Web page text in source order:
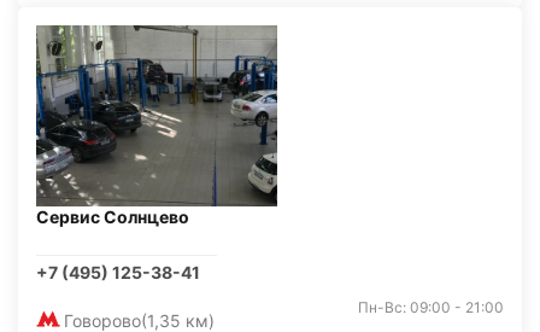
Сервис Солнцево
+7 (495) 125-38-41
Говорово(1,35 км)
Пн-Вс: 09:00 - 21:00